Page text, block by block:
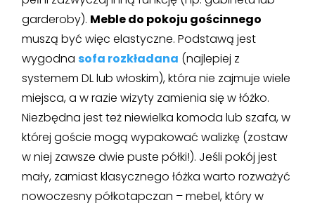
garderoby). Meble do pokoju gościnnego
muszą być więc elastyczne. Podstawą jest
wygodnasofa rozkładana (najlepiej z
systemem DL lub włoskim), która nie zajmuje wiele
miejsca, a w razie wizyty zamienia się w łóżko.
Niezbędna jest też niewielka komoda lub szafa, w
której goście mogą wypakować walizkę (zostaw
w niej zawsze dwie puste półki!). Jeśli pokój jest
mały, zamiast klasycznego łóżka warto rozważyć
nowoczesny półkotapczan – mebel, który w